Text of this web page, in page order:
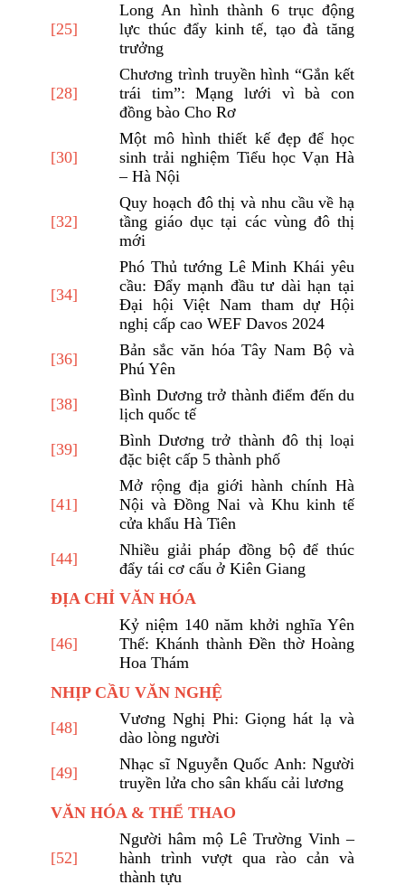
[25]
Long An hình thành 6 trục động
lực thúc đẩy kinh tế, tạo đà tăng
trưởng
[28]
Chương trình truyền hình “Gắn kết
trái tim”: Mạng lưới vì bà con
đồng bào Cho Rơ
[30]
Một mô hình thiết kế đẹp để học
sinh trải nghiệm Tiểu học Vạn Hà
– Hà Nội
[32]
Quy hoạch đô thị và nhu cầu về hạ
tầng giáo dục tại các vùng đô thị
mới
[34]
Phó Thủ tướng Lê Minh Khái yêu
cầu: Đẩy mạnh đầu tư dài hạn tại
Đại hội Việt Nam tham dự Hội
nghị cấp cao WEF Davos 2024
[36]
Bản sắc văn hóa Tây Nam Bộ và
Phú Yên
[38]
Bình Dương trở thành điểm đến du
lịch quốc tế
[39]
Bình Dương trở thành đô thị loại
đặc biệt cấp 5 thành phố
[41]
Mở rộng địa giới hành chính Hà
Nội và Đồng Nai và Khu kinh tế
cửa khẩu Hà Tiên
[44]
Nhiều giải pháp đồng bộ để thúc
đẩy tái cơ cấu ở Kiên Giang
ĐỊA CHỈ VĂN HÓA
[46]
Kỷ niệm 140 năm khởi nghĩa Yên
Thế: Khánh thành Đền thờ Hoàng
Hoa Thám
NHỊP CẦU VĂN NGHỆ
[48]
Vương Nghị Phi: Giọng hát lạ và
dào lòng người
[49]
Nhạc sĩ Nguyễn Quốc Anh: Người
truyền lửa cho sân khấu cải lương
VĂN HÓA & THỂ THAO
[52]
Người hâm mộ Lê Trường Vinh –
hành trình vượt qua rào cản và
thành tựu